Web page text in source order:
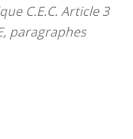
C.E.C. Article 3
paragraphes